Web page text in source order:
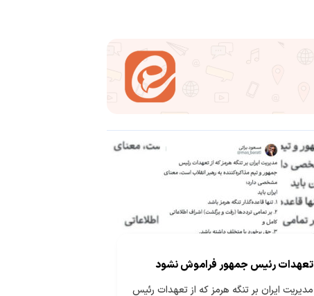
تعهدات رئیس جمهور فراموش نشود
مدیریت ایران بر تنگه هرمز که از تعهدات رئیس